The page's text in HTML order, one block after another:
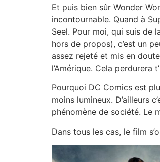
Et puis bien sûr Wonder
incontournable. Quand à
Seel. Pour moi, qui suis de
hors de propos), c’est un
assez rejeté et mis en
l’Amérique. Cela perdurera
Pourquoi DC Comics est
moins lumineux. D’ailleurs
phénomène de société. Le
Dans tous les cas, le film